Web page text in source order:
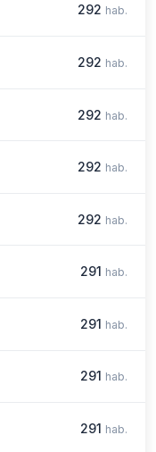
292 hab.
292 hab.
292 hab.
292 hab.
292 hab.
291 hab.
291 hab.
291 hab.
291 hab.